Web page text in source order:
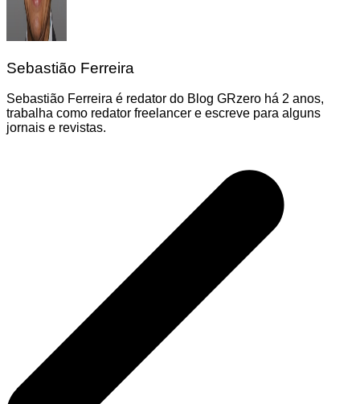
Sebastião Ferreira
Sebastião Ferreira é redator do Blog GRzero há 2 anos,
trabalha como redator freelancer e escreve para alguns
jornais e revistas.